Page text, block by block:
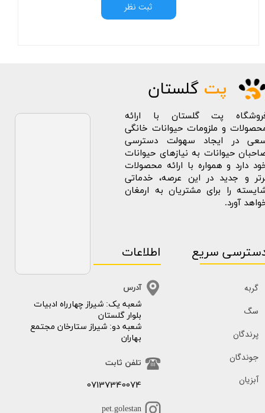
ثبت نظر
پت گلستان
پت گلستان با ارائه
و ملزومات حیوانات خانگی
در ایجاد سهولت دسترسی
حیوانات به نیازهای حیوانات
دارد و همواره با ارائه محصولات
و جدید در این عرصه، خدماتی
را برای مشتریان به ارمغان
آورد.
سریع
گربه
سگ
پرندگان
جوندگان
آبزیان
​​شعبه یک: شیراز چهارراه ادبیات
بلوار گلستان
شعبه دو: شیراز ستارخان مجتمع
بهاران
اطلاعات
آدرس
تلفن ثابت
07137340074
pet.golestan